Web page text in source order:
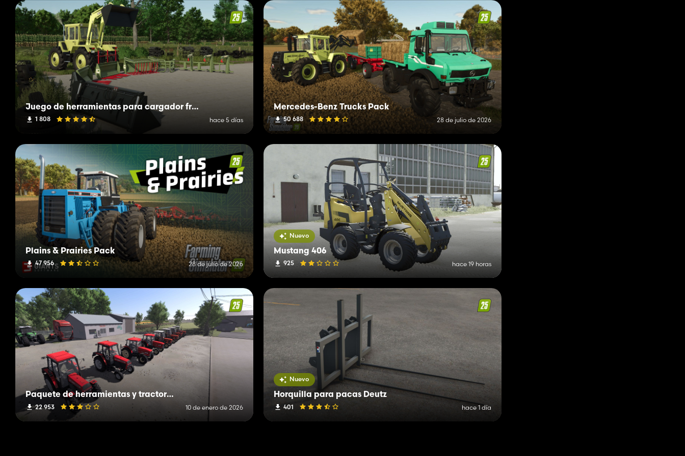
Juego de herramientas para cargador frontal Baas
1 808 hace 5 días
Mercedes-Benz Trucks Pack
50 688 28 de julio de 2026
Plains & Prairies Pack
47 956 28 de julio de 2026
Nuevo
Mustang 406
925 hace 19 horas
Paquete de herramientas y tractores polacos
22 953 10 de enero de 2026
Nuevo
Horquilla para pacas Deutz
401 hace 1 día